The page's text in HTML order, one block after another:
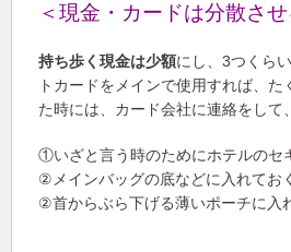
＜現金・カードは分散させ
持ち歩く現金は少額にし、3つくら
トカードをメインで使用すれば、
た時には、カード会社に連絡をし
①いざと言う時のためにホテルのセ
②メインバッグの底などに入れてお
②首からぶら下げる薄いポーチに入